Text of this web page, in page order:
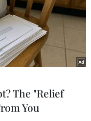
giải mã ngay
NGHE
The "Relief
You